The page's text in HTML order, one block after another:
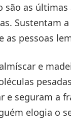
são as últimas
Sustentam
as pessoas
e
e seguram a
elogia o